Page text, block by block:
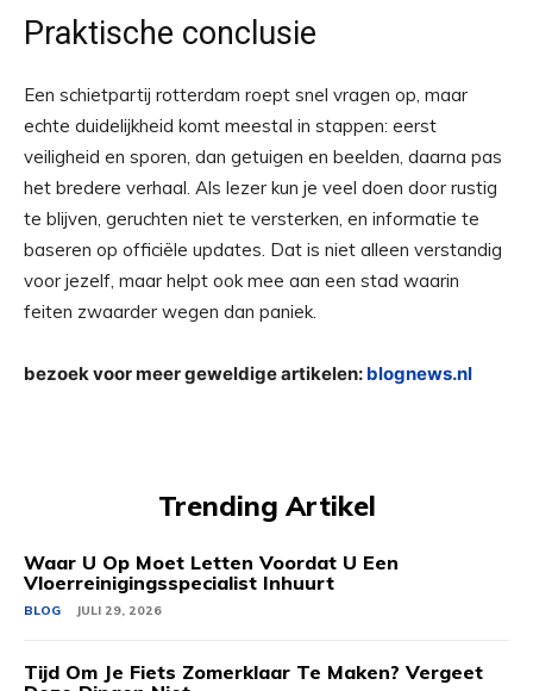
Praktische conclusie
Een schietpartij rotterdam roept snel vragen op, maar
echte duidelijkheid komt meestal in stappen: eerst
veiligheid en sporen, dan getuigen en beelden, daarna pas
het bredere verhaal. Als lezer kun je veel doen door rustig
te blijven, geruchten niet te versterken, en informatie te
baseren op officiële updates. Dat is niet alleen verstandig
voor jezelf, maar helpt ook mee aan een stad waarin
feiten zwaarder wegen dan paniek.
bezoek voor meer geweldige artikelen: blognews.nl
Trending Artikel
Waar U Op Moet Letten Voordat U Een
Vloerreinigingsspecialist Inhuurt
BLOG JULI 29, 2026
Tijd Om Je Fiets Zomerklaar Te Maken? Vergeet